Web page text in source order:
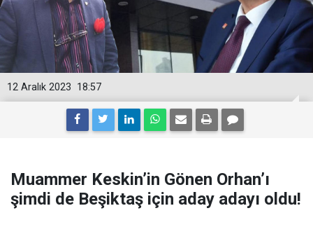
18:57
12 Aralık 2023
Muammer Keskin’in Gönen Orhan’ı
şimdi de Beşiktaş için aday adayı oldu!